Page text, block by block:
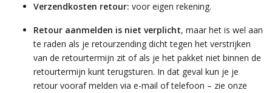
Verzendkosten retour: voor eigen rekening.
Retour aanmelden is niet verplicht, maar het is wel aan
te raden als je retourzending dicht tegen het verstrijken
van de retourtermijn zit of als je het pakket niet binnen de
retourtermijn kunt terugsturen. In dat geval kun je je
retour vooraf melden via e-mail of telefoon – zie onze